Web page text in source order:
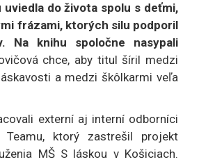
uviedla do života spolu s deťmi,
frázami, ktorých silu podporil
Na knihu spoločne nasypali
chce, aby titul šíril medzi
a medzi škôlkarmi veľa
externí aj interní odborníci
ktorý zastrešil projekt
MŠ S láskou v Košiciach.